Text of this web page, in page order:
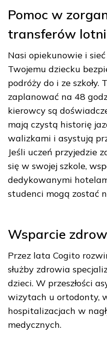
Pomoc w
transferów
Nasi opiekunowie i
Twojemu dziecku
podróży do i ze szkoły.
zaplanować na 48
kierowcy są
mają czystą historię
walizkami i asystują
Jeśli uczeń przyjedzie
się w swojej szkole,
dedykowanymi
studenci mogą zostać
Wsparcie
Przez lata Cogito
służby zdrowia
dzieci. W przeszłości
wizytach u ortodonty,
hospitalizacjach w
medycznych.